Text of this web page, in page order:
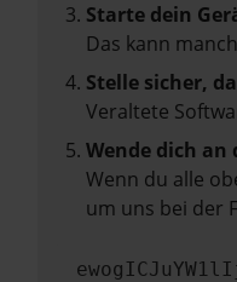
Starte dein
Das kann
Stelle sicher,
Veraltete
Wende dich an
Wenn du alle
um uns bei der